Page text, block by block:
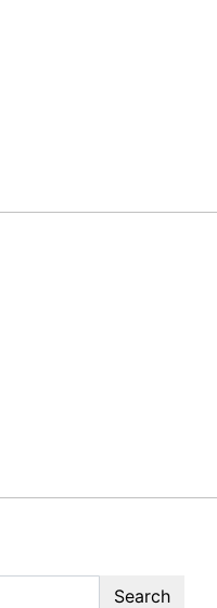
Search